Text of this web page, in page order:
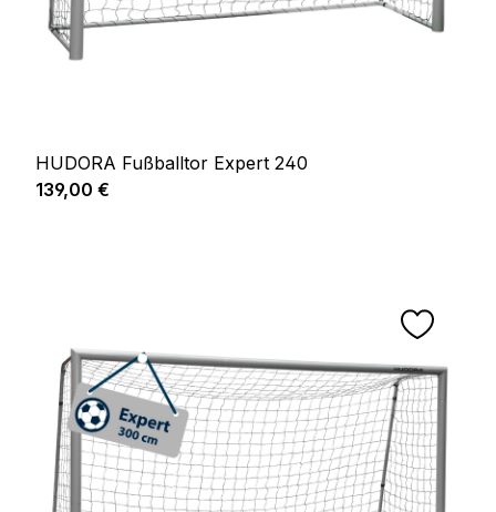
HUDORA Fußballtor Expert 240
Regulärer Preis:
139,00 €